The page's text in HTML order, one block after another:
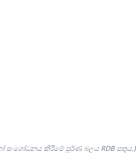
කිරීමේ පූර්ණ බලය RDB සතුය.)